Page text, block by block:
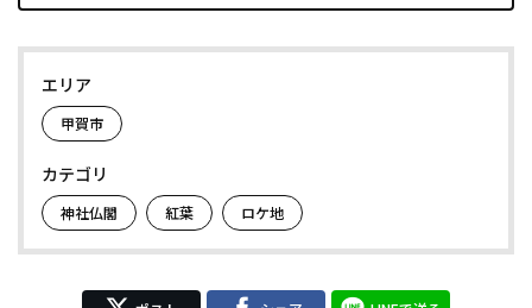
エリア
甲賀市
カテゴリ
神社仏閣 紅葉 ロケ地